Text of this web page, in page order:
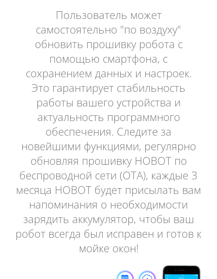
Пользователь может
самостоятельно "по воздуху"
обновить прошивку робота с
помощью смартфона, с
сохранением данных и настроек.
Это гарантирует стабильность
работы вашего устройства и
актуальность программного
обеспечения. Следите за
новейшими функциями, регулярно
обновляя прошивку HOBOT по
беспроводной сети (OTA), каждые 3
месяца HOBOT будет присылать вам
напоминания о необходимости
зарядить аккумулятор, чтобы ваш
робот всегда был исправен и готов к
мойке окон!